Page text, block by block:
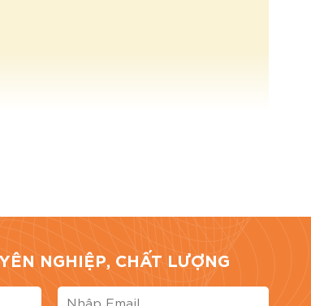
NGHIỆP, CHẤT LƯỢNG